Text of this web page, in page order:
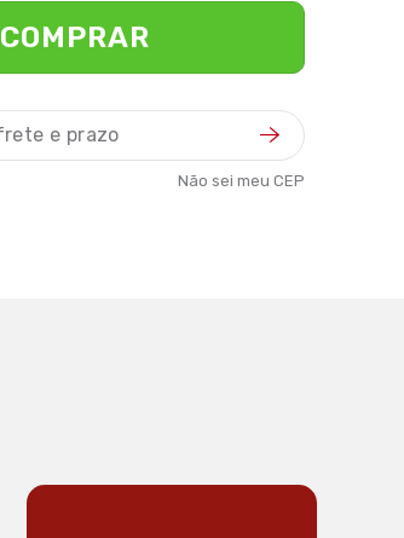
COMPRAR
Não sei meu CEP